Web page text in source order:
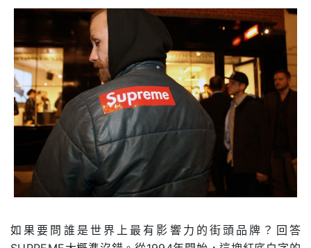
如果要問誰是世界上最有影響力的街頭品牌？回答